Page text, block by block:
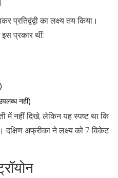
का लक्ष्य तय किया।
इस प्रकार थीं:
नहीं)
में नहीं दिखे, लेकिन यह स्पष्ट था कि
दक्षिण अफ्रीका ने लक्ष्य को 7 विकेट